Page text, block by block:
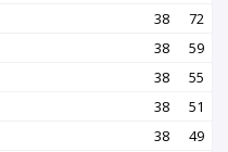
38
72
38
59
38
55
38
51
38
49